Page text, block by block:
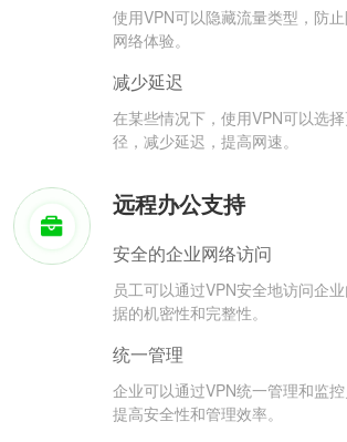
使用VPN可以隐藏流量类型，防
网络体验。
减少延迟
在某些情况下，使用VPN可以选
径，减少延迟，提高网速。
远程办公支持
安全的企业网络访问
员工可以通过VPN安全地访问企
据的机密性和完整性。
统一管理
企业可以通过VPN统一管理和监
提高安全性和管理效率。